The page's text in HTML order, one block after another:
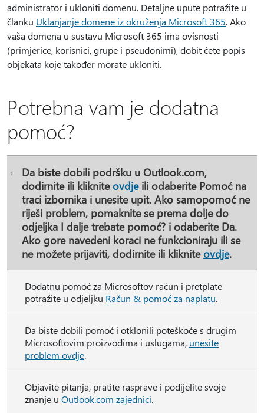
administrator i ukloniti domenu. Detaljne upute potražite u
članku Uklanjanje domene iz okruženja Microsoft 365. Ako
vaša domena u sustavu Microsoft 365 ima ovisnosti
(primjerice, korisnici, grupe i pseudonimi), dobit ćete popis
objekata koje također morate ukloniti.
Potrebna vam je dodatna
pomoć?
Da biste dobili podršku u Outlook.com,
dodirnite ili klikniteovdjeili odaberite Pomoćna
traci izbornika i unesite upit. Ako samopomoć ne
riješi problem, pomaknite se prema dolje do
odjeljka I dalje trebate pomoć? i odaberite Da.
Ako gore navedeni koraci ne funkcioniraju ili se
ne možete prijaviti, dodirnite ili klikniteovdje.
Dodatnu pomoć za Microsoftov račun i pretplate
potražite u odjeljku Račun & pomoć za naplatu.
Da biste dobili pomoć i otklonili poteškoće s drugim
Microsoftovim proizvodima i uslugama, unesite
problem ovdje.
Objavite pitanja, pratite rasprave i podijelite svoje
znanje u Outlook.com zajednici.